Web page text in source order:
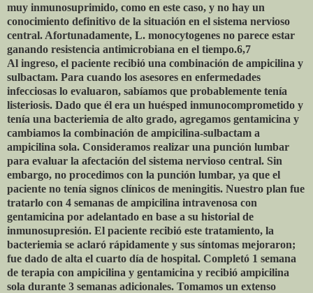
muy inmunosuprimido, como en este caso, y no hay un
conocimiento definitivo de la situación en el sistema nervioso
central. Afortunadamente, L. monocytogenes no parece estar
ganando resistencia antimicrobiana en el tiempo.6,7
Al ingreso, el paciente recibió una combinación de ampicilina y
sulbactam. Para cuando los asesores en enfermedades
infecciosas lo evaluaron, sabíamos que probablemente tenía
listeriosis. Dado que él era un huésped inmunocomprometido y
tenía una bacteriemia de alto grado, agregamos gentamicina y
cambiamos la combinación de ampicilina-sulbactam a
ampicilina sola. Consideramos realizar una punción lumbar
para evaluar la afectación del sistema nervioso central. Sin
embargo, no procedimos con la punción lumbar, ya que el
paciente no tenía signos clínicos de meningitis. Nuestro plan fue
tratarlo con 4 semanas de ampicilina intravenosa con
gentamicina por adelantado en base a su historial de
inmunosupresión. El paciente recibió este tratamiento, la
bacteriemia se aclaró rápidamente y sus síntomas mejoraron;
fue dado de alta el cuarto día de hospital. Completó 1 semana
de terapia con ampicilina y gentamicina y recibió ampicilina
sola durante 3 semanas adicionales. Tomamos un extenso